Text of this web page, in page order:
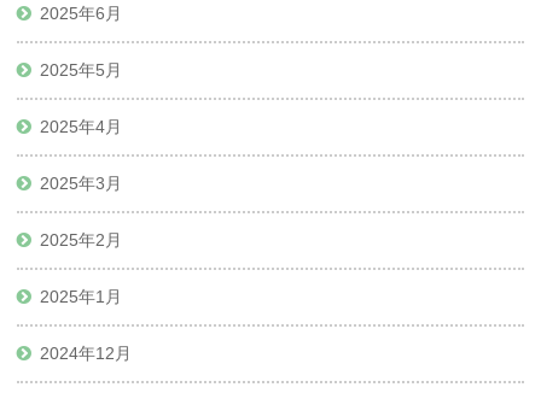
2025年6月
2025年5月
2025年4月
2025年3月
2025年2月
2025年1月
2024年12月